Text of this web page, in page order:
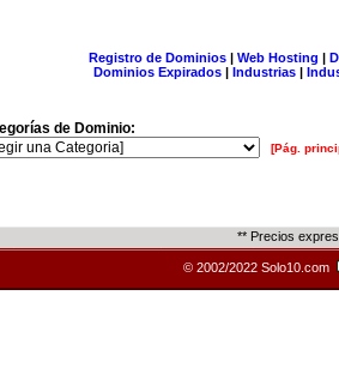
Registro de Dominios| Web Hosting |
Dominios Expirados | Industrias |
de Dominio:
[Pág.
** Precios
© 2002/2022 Solo10.com